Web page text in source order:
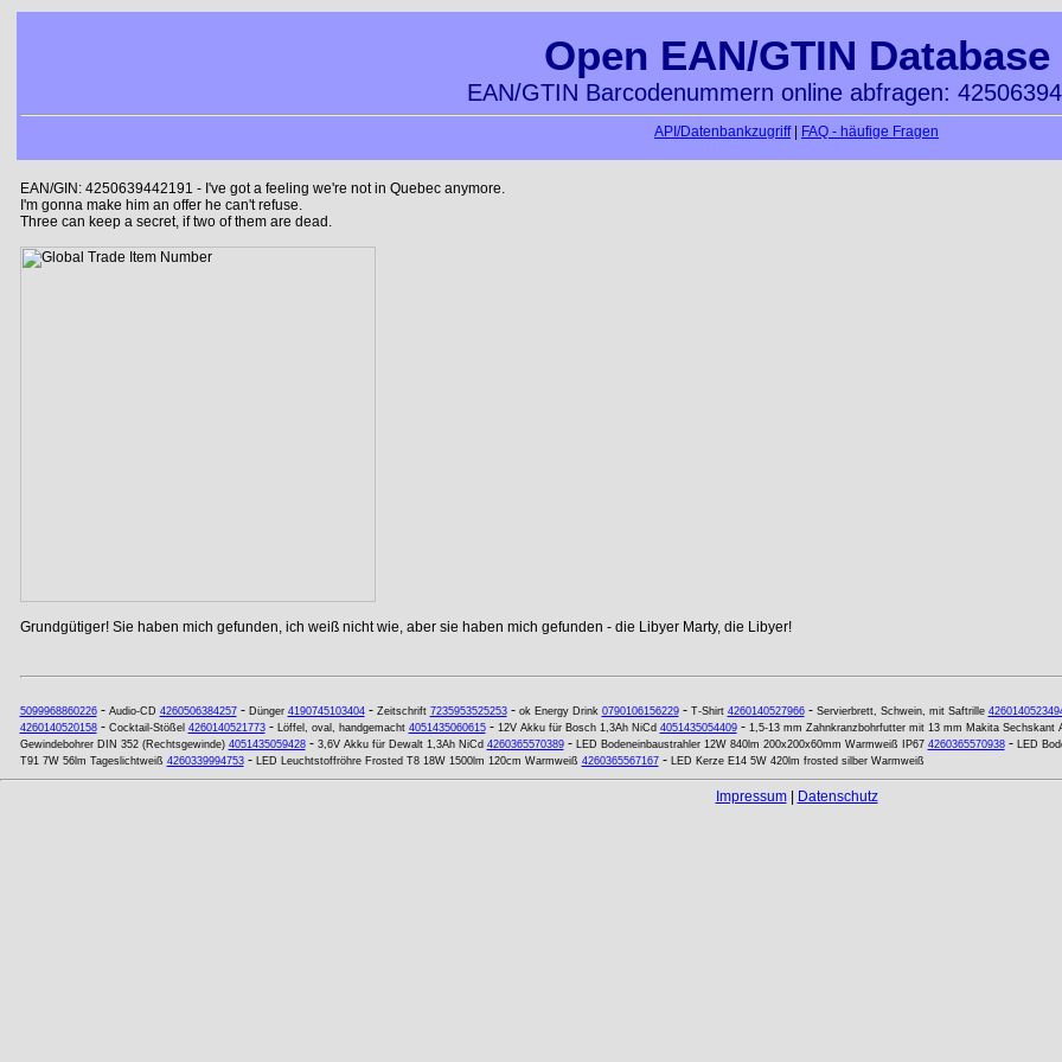
Open EAN/GTIN Database
EAN/GTIN Barcodenummern online abfragen:
API/Datenbankzugriff| FAQ - häufige Fragen
EAN/GIN: 4250639442191 - I've got a feeling we're not in Quebec anymore.
I'm gonna make him an offer he can't refuse.
Three can keep a secret, if two of them are dead.
Grundgütiger! Sie haben mich gefunden, ich weiß nicht wie, aber sie haben mich gefunden - die Libyer Marty, die Libyer!
5099968860226- Audio-CD 4260506384257- Dünger 4190745103404- Zeitschrift 7235953525253- ok Energy Drink 0790106156229- T-Shirt 4260140527966- Servierbrett, Schwein, mit Saftrille
4260140520158- Cocktail-Stößel 4260140521773- Löffel, oval, handgemacht 4051435060615- 12V Akku für Bosch 1,3Ah NiCd 4051435054409- 1,5-13 mm Zahnkranzbohrfutter mit 13 mm Makita Sechskant
Gewindebohrer DIN 352 (Rechtsgewinde) 4051435059428- 3,6V Akku für Dewalt 1,3Ah NiCd 4260365570389- LED Bodeneinbaustrahler 12W 840lm 200x200x60mm Warmweiß IP67 4260365570938- LED
T91 7W 56lm Tageslichtweiß 4260339994753- LED Leuchtstoffröhre Frosted T8 18W 1500lm 120cm Warmweiß 4260365567167- LED Kerze E14 5W 420lm frosted silber Warmweiß
Impressum| Datenschutz